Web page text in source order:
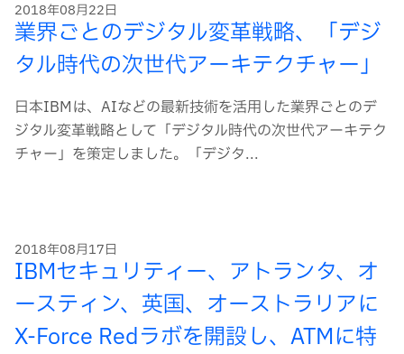
2018年08月22日
業界ごとのデジタル変革戦略、「デジ
タル時代の次世代アーキテクチャー」
日本IBMは、AIなどの最新技術を活用した業界ごとのデ
ジタル変革戦略として「デジタル時代の次世代アーキテク
チャー」を策定しました。「デジタ...
2018年08月17日
IBMセキュリティー、アトランタ、オ
ースティン、英国、オーストラリアに
X-Force Redラボを開設し、ATMに特